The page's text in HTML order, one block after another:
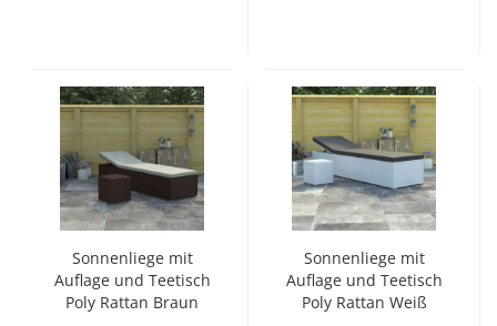
Sonnenliege mit
Auflage und Teetisch
Poly Rattan Braun
Sonnenliege mit
Auflage und Teetisch
Poly Rattan Weiß